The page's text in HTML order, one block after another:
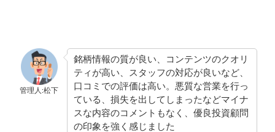
管理人:松下
銘柄情報の質が良い、コンテンツのクオリ
ティが高い、スタッフの対応が良いなど、
口コミでの評価は高い。悪質な営業を行っ
ている、損失を出してしまったなどマイナ
スな内容のコメントもなく、優良投資顧問
の印象を強く感じました